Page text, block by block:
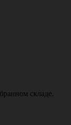
складе.